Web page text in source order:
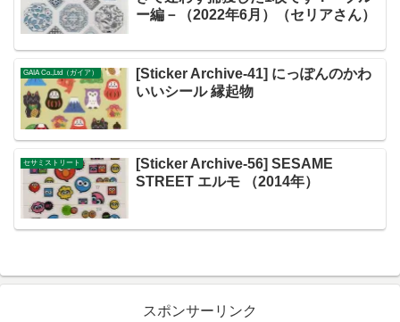
ー編－（2022年6月）（セリアさん）
GAIA Co.,Ltd（ガイア）
[Sticker Archive-41] にっぽんのかわ
いいシール 縁起物
セサミストリート
[Sticker Archive-56] SESAME
STREET エルモ （2014年）
スポンサーリンク